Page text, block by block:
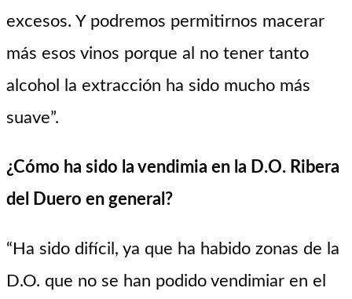
excesos. Y podremos permitirnos macerar
más esos vinos porque al no tener tanto
alcohol la extracción ha sido mucho más
suave”.
¿Cómo ha sido la vendimia en la D.O. Ribera
del Duero en general?
“Ha sido difícil, ya que ha habido zonas de la
D.O. que no se han podido vendimiar en el